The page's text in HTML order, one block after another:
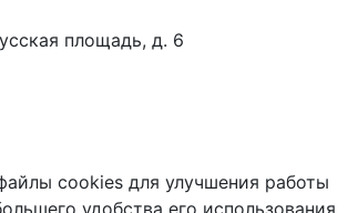
площадь, д. 6
cookies для улучшения работы
удобства его использования.